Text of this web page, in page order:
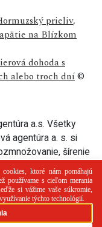
prieliv,
na Blízkom
dohoda s
alebo troch dní©
a.s. Všetky
agentúra a. s. si
šírenie